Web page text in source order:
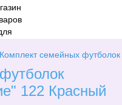
Комплект семейных
122 Красный